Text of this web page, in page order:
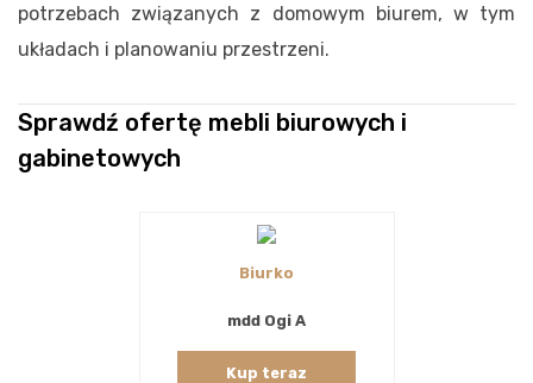
potrzebach związanych z domowym biurem, w tym
układach i planowaniu przestrzeni.
Sprawdź ofertę mebli biurowych i
gabinetowych
Biurko
mdd Ogi A
Kup teraz